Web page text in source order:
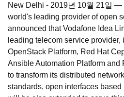
New Delhi - 2019년 10월 21일 —
world's leading provider of open
announced that Vodafone Idea
leading telecom service
OpenStack Platform, Red Hat
Ansible Automation Platform and
to transform its distributed
standards, open interfaces based